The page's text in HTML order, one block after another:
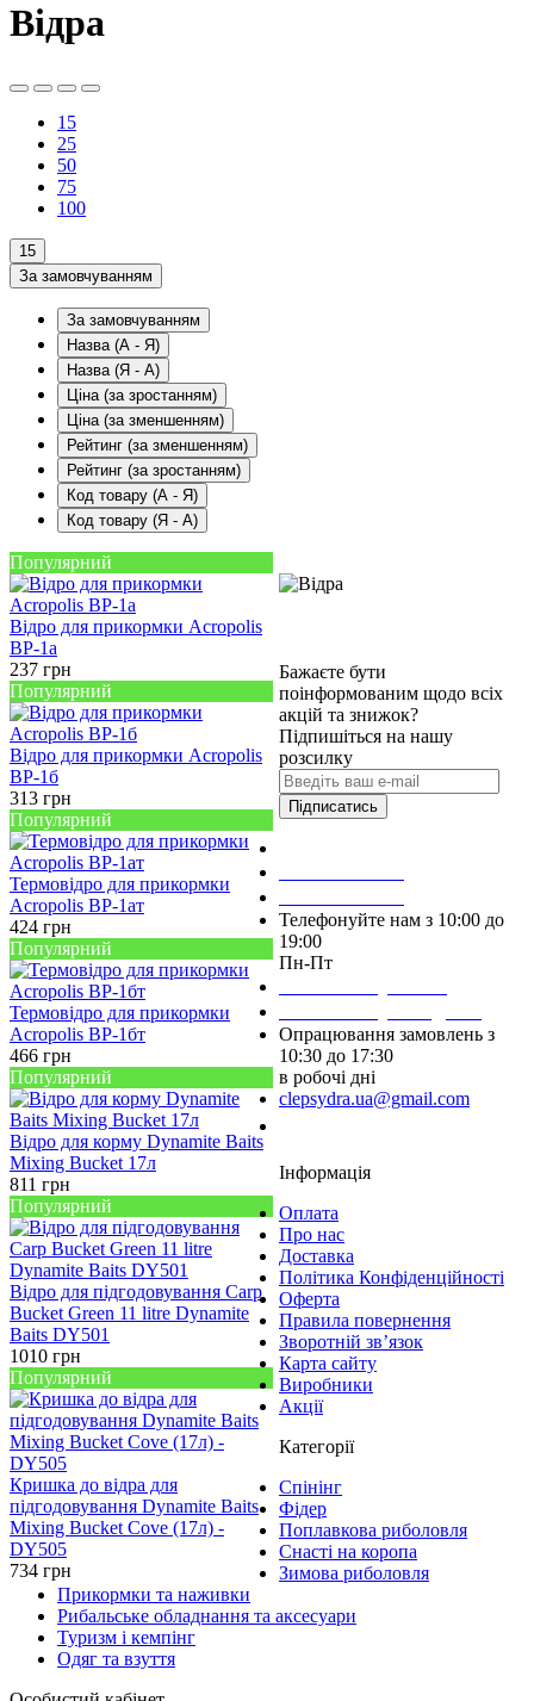
Відра
15
25
50
75
100
15
За замовчуванням
За замовчуванням
Назва (А - Я)
Назва (Я - А)
Ціна (за зростанням)
Ціна (за зменшенням)
Рейтинг (за зменшенням)
Рейтинг (за зростанням)
Код товару (А - Я)
Код товару (Я - А)
Популярний
Відро для прикормки Acropolis
ВР-1а
237 грн
Популярний
Відро для прикормки Acropolis
ВР-1б
313 грн
Популярний
Термовідро для прикормки
Acropolis ВР-1ат
424 грн
Популярний
Термовідро для прикормки
Acropolis ВР-1бт
466 грн
Популярний
Відро для корму Dynamite Baits
Mixing Bucket 17л
811 грн
Популярний
Відро для підгодовування Carp
Bucket Green 11 litre Dynamite
Baits DY501
1010 грн
Популярний
Кришка до відра для
підгодовування Dynamite Baits
Mixing Bucket Cove (17л) -
DY505
734 грн
Бажаєте бути
поінформованим щодо всіх
акцій та знижок?
Підпишіться на нашу
розсилку
Підписатись
Телефонуйте нам з 10:00 до
19:00
Пн-Пт
Опрацювання замовлень з
10:30 до 17:30
в робочі дні
clepsydra.ua@gmail.com
Інформація
Оплата
Про нас
Доставка
Політика Конфіденційності
Оферта
Правила повернення
Зворотній зв’язок
Карта сайту
Виробники
Акції
Категорії
Спінінг
Фідер
Поплавкова риболовля
Снасті на коропа
Зимова риболовля
Прикормки та наживки
Рибальське обладнання та аксесуари
Туризм і кемпінг
Одяг та взуття